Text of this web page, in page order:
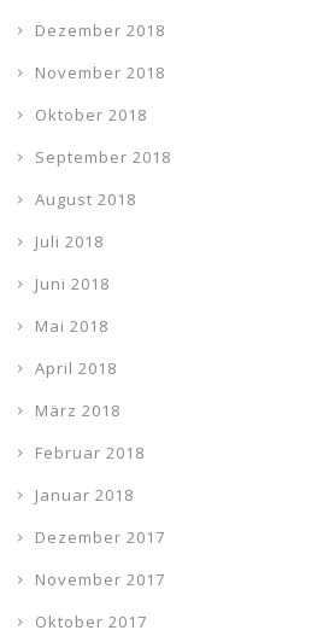
Dezember 2018
November 2018
Oktober 2018
September 2018
August 2018
Juli 2018
Juni 2018
Mai 2018
April 2018
März 2018
Februar 2018
Januar 2018
Dezember 2017
November 2017
Oktober 2017